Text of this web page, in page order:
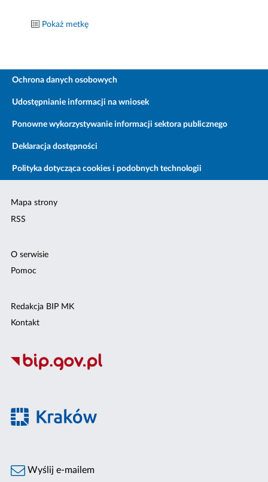
Pokaż metkę
Ochrona danych osobowych
Udostępnianie informacji na wniosek
Ponowne wykorzystywanie informacji sektora publicznego
Deklaracja dostępności
Polityka dotycząca cookies i podobnych technologii
Mapa strony
RSS
O serwisie
Pomoc
Redakcja BIP MK
Kontakt
Wyślij e-mailem